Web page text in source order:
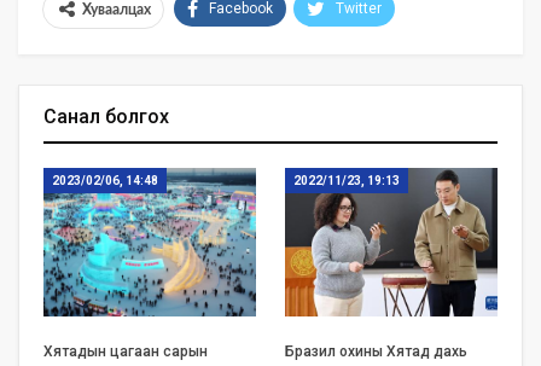
Хуваалцах Facebook Twitter
Санал болгох
2023/02/06, 14:48
Хятадын цагаан сарын
2022/11/23, 19:13
Бразил охины Хятад дахь